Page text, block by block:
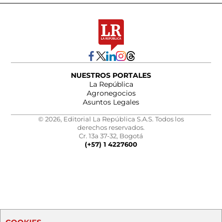
NUESTROS PORTALES
La República
Agronegocios
Asuntos Legales
© 2026, Editorial La República S.A.S. Todos los
derechos reservados.
Cr. 13a 37-32, Bogotá
(+57) 1 4227600